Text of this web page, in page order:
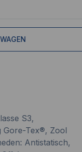
S3,
Gore-Tex®, Zool
Antistatisch,